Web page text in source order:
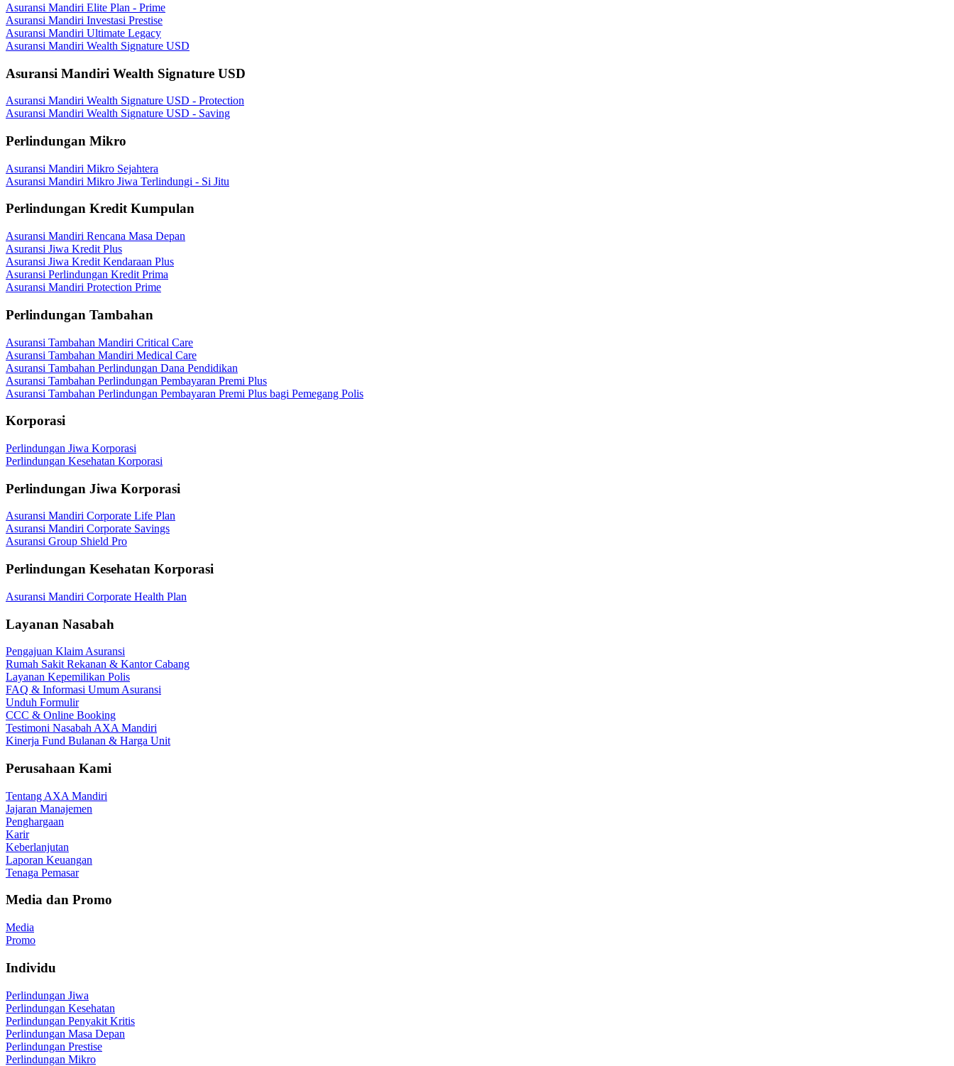
Asuransi Mandiri Elite Plan - Prime
Asuransi Mandiri Investasi Prestise
Asuransi Mandiri Ultimate Legacy
Asuransi Mandiri Wealth Signature USD
Asuransi Mandiri Wealth Signature USD
Asuransi Mandiri Wealth Signature USD - Protection
Asuransi Mandiri Wealth Signature USD - Saving
Perlindungan Mikro
Asuransi Mandiri Mikro Sejahtera
Asuransi Mandiri Mikro Jiwa Terlindungi - Si Jitu
Perlindungan Kredit Kumpulan
Asuransi Mandiri Rencana Masa Depan
Asuransi Jiwa Kredit Plus
Asuransi Jiwa Kredit Kendaraan Plus
Asuransi Perlindungan Kredit Prima
Asuransi Mandiri Protection Prime
Perlindungan Tambahan
Asuransi Tambahan Mandiri Critical Care
Asuransi Tambahan Mandiri Medical Care
Asuransi Tambahan Perlindungan Dana Pendidikan
Asuransi Tambahan Perlindungan Pembayaran Premi Plus
Asuransi Tambahan Perlindungan Pembayaran Premi Plus bagi Pemegang Polis
Korporasi
Perlindungan Jiwa Korporasi
Perlindungan Kesehatan Korporasi
Perlindungan Jiwa Korporasi
Asuransi Mandiri Corporate Life Plan
Asuransi Mandiri Corporate Savings
Asuransi Group Shield Pro
Perlindungan Kesehatan Korporasi
Asuransi Mandiri Corporate Health Plan
Layanan Nasabah
Pengajuan Klaim Asuransi
Rumah Sakit Rekanan & Kantor Cabang
Layanan Kepemilikan Polis
FAQ & Informasi Umum Asuransi
Unduh Formulir
CCC & Online Booking
Testimoni Nasabah AXA Mandiri
Kinerja Fund Bulanan & Harga Unit
Perusahaan Kami
Tentang AXA Mandiri
Jajaran Manajemen
Penghargaan
Karir
Keberlanjutan
Laporan Keuangan
Tenaga Pemasar
Media dan Promo
Media
Promo
Individu
Perlindungan Jiwa
Perlindungan Kesehatan
Perlindungan Penyakit Kritis
Perlindungan Masa Depan
Perlindungan Prestise
Perlindungan Mikro